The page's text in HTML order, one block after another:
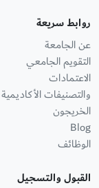
روابط سريعة
عن الجامعة
التقويم الجامعي
الاعتمادات
والتصنيفات الأكاديمية
الخريجون
Blog
الوظائف
القبول والتسجيل